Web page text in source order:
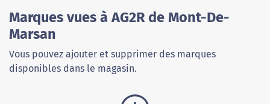
Marques vues à AG2R de Mont-De-
Marsan
Vous pouvez ajouter et supprimer des marques
disponibles dans le magasin.